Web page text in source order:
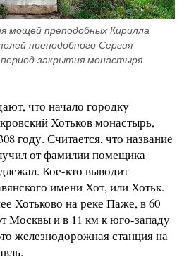
мощей преподобных Кирилла
преподобного Сергия
закрытия монастыря
что начало городку
Хотьков монастырь,
году. Считается, что название
от фамилии помещика
Кое-кто выводит
имени Хот, или Хотьк.
Хотьково на реке Паже, в 60
Москвы и в 11 км к юго-западу
железнодорожная станция на